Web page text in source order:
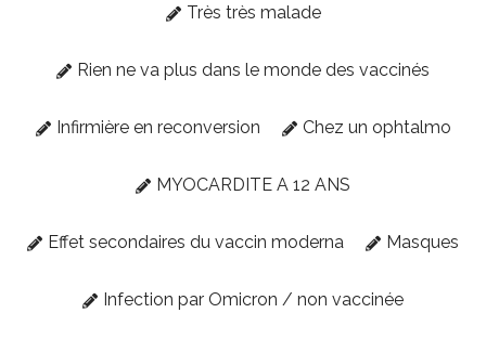
Très très malade
Rien ne va plus dans le monde des vaccinés
Infirmière en reconversion Chez un ophtalmo
MYOCARDITE A 12 ANS
Effet secondaires du vaccin moderna Masques
Infection par Omicron / non vaccinée